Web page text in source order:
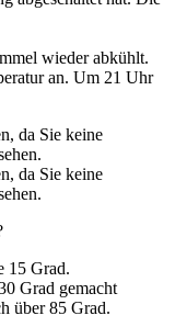
wieder abkühlt.
an. Um 21 Uhr
da Sie keine
da Sie keine
15 Grad.
Grad gemacht
über 85 Grad.